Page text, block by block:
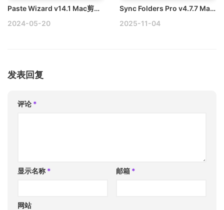
Paste Wizard v14.1 Mac剪贴板管理器
2024-05-20
Sync Folders Pro v4.7.7 Mac文件夹同步工具破解版
2025-11-04
发表回复
评论 *
显示名称 * 邮箱 *
网站